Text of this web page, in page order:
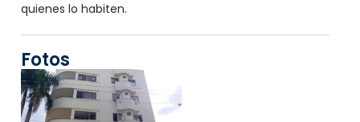
quienes lo habiten.
Fotos